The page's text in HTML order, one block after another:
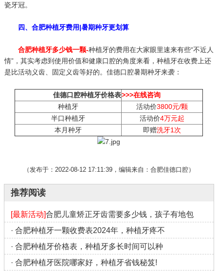
瓷牙冠。
四、合肥种植牙费用|暑期种牙更划算
合肥种植牙多少钱一颗-种植牙的费用在大家眼里速来有些“不近人
情”，其实考虑到使用价值和健康口腔的角度来看，种植牙在收费上还
是比活动义齿、固定义齿等好的。佳德口腔暑期种牙来袭：
佳德口腔种植牙价格表>>>在线咨询
种植牙
活动价3800元/颗
半口种植牙
活动价4万元起
本月种牙
即赠洗牙1次
（发布于：2022-08-12 17:11:39，编辑来自：合肥佳德口腔）
推荐阅读
[最新活动]合肥儿童矫正牙齿需要多少钱，孩子有地包
· 合肥种植牙一颗收费表2024年，种植牙疼不
· 合肥种植牙价格表，种植牙多长时间可以种
· 合肥种植牙医院哪家好，种植牙省钱秘笈!